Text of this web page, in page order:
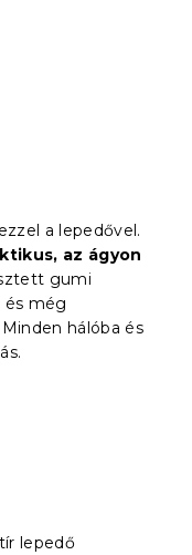
a lepedővel.
az ágyon
gumi
és még
hálóba és
lepedő